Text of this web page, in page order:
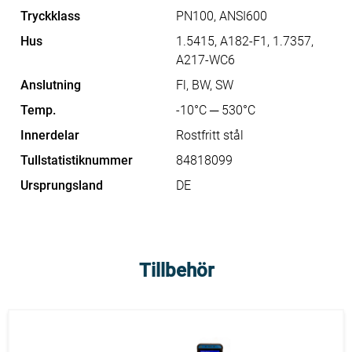
Tryckklass
PN100, ANSI600
Hus
1.5415, A182-F1, 1.7357,
A217-WC6
Anslutning
Fl, BW, SW
Temp.
-10°C ─ 530°C
Innerdelar
Rostfritt stål
Tullstatistiknummer
84818099
Ursprungsland
DE
Tillbehör